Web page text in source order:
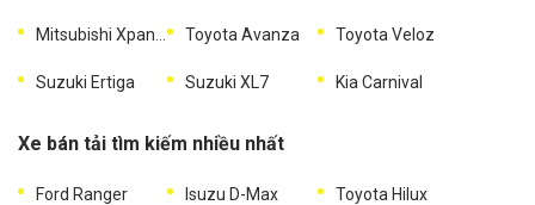
Toyota Avanza Toyota Veloz
Suzuki Ertiga Suzuki XL7 Kia Carnival
Xe bán tải tìm kiếm nhiều nhất
Ford Ranger Isuzu D-Max Toyota Hilux